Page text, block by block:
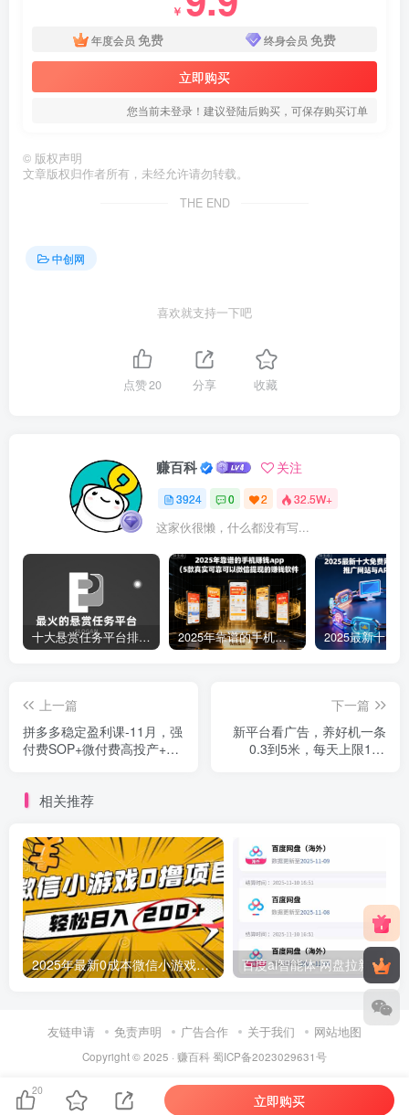
￥
年度会员 免费 终身会员 免费
立即购买
您当前未登录！建议登陆后购买，可保存购买订单
© 版权声明
文章版权归作者所有，未经允许请勿转载。
THE END
中创网
喜欢就支持一下吧
点赞20 分享 收藏
赚百科 关注
3924 0 2 32.5W+
这家伙很懒，什么都没有写...
十大悬赏任务平台排行榜（全网最好的悬赏任务平台） 2025年靠谱的手机赚钱app（5款真实可靠可以微信提现的赚钱软件）
上一篇
拼多多稳定盈利课-11月，强
付费SOP+微付费高投产+活
下一篇
新平台看广告，养好机一条
0.3到5米，每天上限100
相关推荐
2025年最新0成本微信小游戏撸收益小项目，轻松日入200+
友链申请 免责声明 广告合作 关于我们 网站地图
Copyright © 2025 · 赚百科蜀ICP备2023029631号
20
立即购买